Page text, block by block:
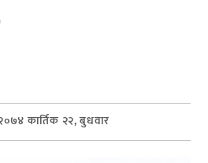
कार्तिक २२, बुधवार